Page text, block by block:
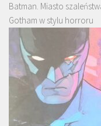
Batman. Miasto
Gotham w stylu horroru